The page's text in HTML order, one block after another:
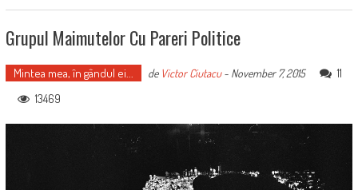
Grupul Maimutelor Cu Pareri Politice
Mintea mea, în gândul ei... de Victor Ciutacu- November 7, 2015
11
13469